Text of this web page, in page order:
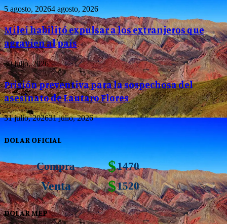
5 agosto, 20264 agosto, 2026
Milei habilitó expulsar a los extranjeros que
agravien al país
30 julio, 2026
Prisión preventiva para la sospechosa del
asesinato de Lautaro Flores
31 julio, 202631 julio, 2026
DOLAR OFICIAL
Compra $1470
Venta $1520
DOLAR MEP